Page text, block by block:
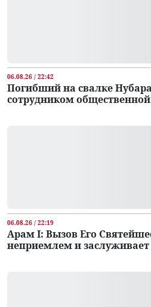
06.08.26 / 22:42
Погибший на свалке
сотрудником
06.08.26 / 22:19
Арам I: Вызов Его
неприемлем и